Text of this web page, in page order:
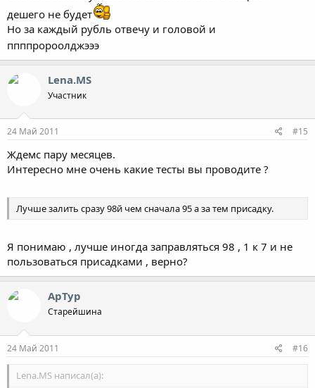
дешего не будет
Но за каждый рубль отвечу и головой и
ппппророолджэээ
Lena.MS
Участник
24 Май 2011 #15
Ждемс пару месяцев.
Интересно мне очень какие тесты вы проводите ?
Лучше залить сразу 98й чем сначала 95 а за тем присадку.
Я понимаю , лучше иногда заправляться 98 , 1 к 7 и не
пользоваться присадками , верно?
АрТур
Старейшина
24 Май 2011 #16
Lena.MS написал(а):